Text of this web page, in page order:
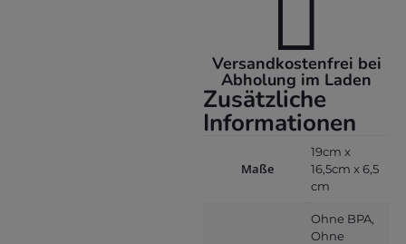
Versandkostenfrei bei
Abholung im Laden
Zusätzliche
Informationen
Maße
19cm x
16,5cm x 6,5
cm
Ohne BPA,
Ohne